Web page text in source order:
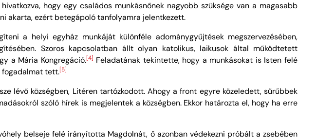
hogy egy családos munkásnőnek nagyobb szüksége van a magasabb
akarta, ezért betegápoló tanfolyamra jelentkezett.
a helyi egyház munkáját különféle adománygyűjtések megszervezésében,
Szoros kapcsolatban állt olyan katolikus, laikusok által működtetett
a Mária Kongregáció.[4] Feladatának tekintette, hogy a munkásokat is Isten felé
fogadalmat tett.[5]
lévő községben, Litéren tartózkodott. Ahogy a front egyre közeledett, sűrűbbek
szóló hírek is megjelentek a községben. Ekkor határozta el, hogy ha erre
belseje felé irányította Magdolnát, ő azonban védekezni próbált a zsebében